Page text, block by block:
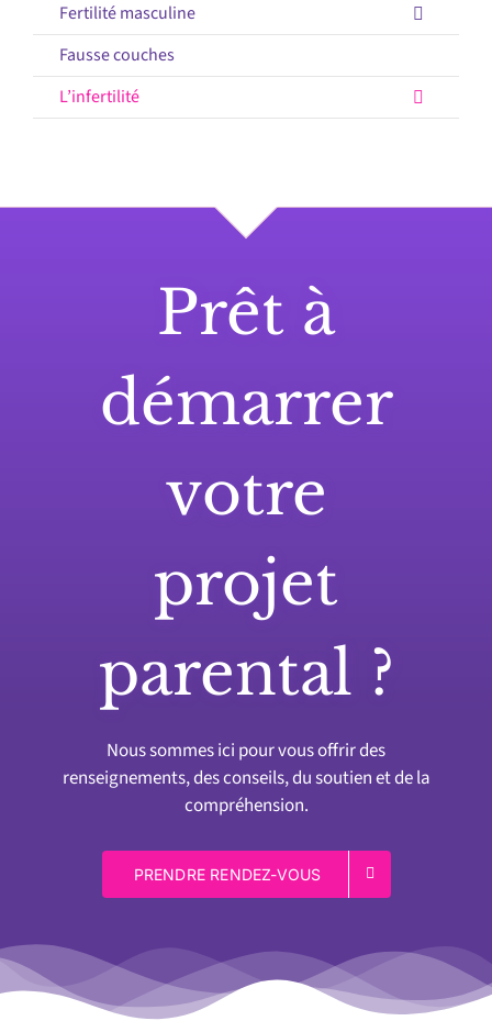
Fertilité masculine
Fausse couches
L’infertilité
Prêt à
démarrer
votre
projet
parental ?
Nous sommes ici pour vous offrir des
renseignements, des conseils, du soutien et de la
compréhension.
PRENDRE RENDEZ-VOUS